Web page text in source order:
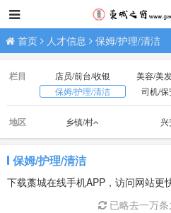
首页 人才信息 保姆/护理/清洁
栏目 店员/前台/收银 美容/美
保姆/护理/清洁
司机/
技工/普工
业务/
财会/出纳/库管
经营/行
医生/护士
网络/
在校生/实习
地区 乡镇/村 兴
保姆/护理/清洁
下载藁城在线手机APP，访问网站更
已略去一万